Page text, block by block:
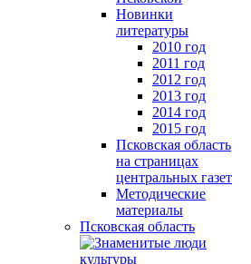
Новинки
литературы
2010 год
2011 год
2012 год
2013 год
2014 год
2015 год
Псковская область
на страницах
центральных газет
Методические
материалы
Псковская область